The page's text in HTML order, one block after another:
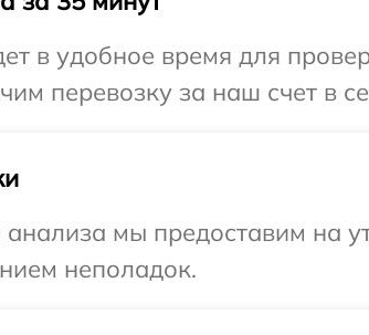
в удобное время для
перевозку за наш счет в
анализа мы предоставим на
неполадок.